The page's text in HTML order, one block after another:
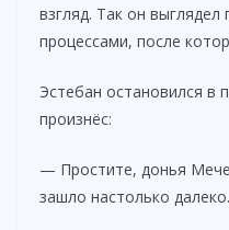
взгляд. Так он
процессами, после
Эстебан остановился в
произнёс:
— Простите, донья
зашло настолько